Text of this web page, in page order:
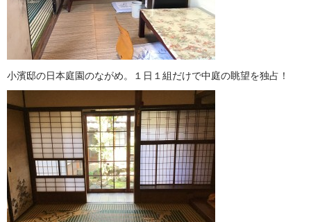
小濱邸の日本庭園のながめ。１日１組だけで中庭の眺望を独占！